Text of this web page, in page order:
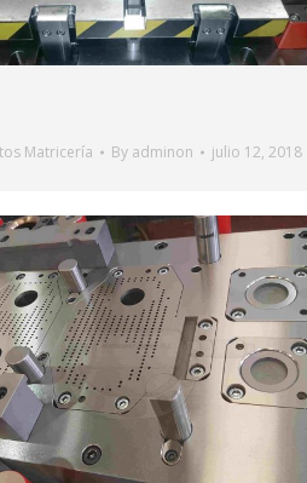
Matricería By adminon julio 12, 2018